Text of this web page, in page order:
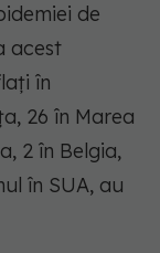
de
acest
în
26 în Marea
2 în Belgia,
în SUA, au